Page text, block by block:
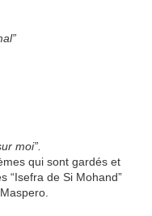
moi”.
qui sont gardés et
“Isefra de Si Mohand”